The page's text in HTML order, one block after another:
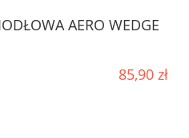
AERO WEDGE
85,90 zł